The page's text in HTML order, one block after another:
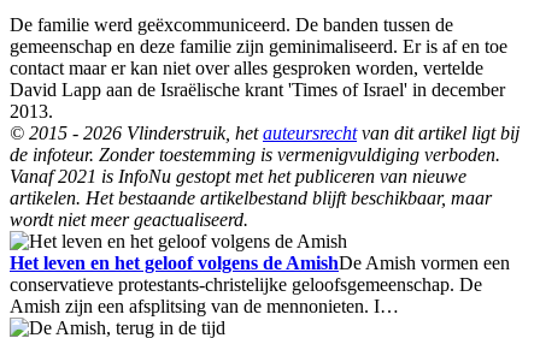
De familie werd geëxcommuniceerd. De banden tussen de
gemeenschap en deze familie zijn geminimaliseerd. Er is af en toe
contact maar er kan niet over alles gesproken worden, vertelde
David Lapp aan de Israëlische krant 'Times of Israel' in december
2013.
© 2015 - 2026 Vlinderstruik, hetauteursrechtvan dit artikel ligt bij
de infoteur. Zonder toestemming is vermenigvuldiging verboden.
Vanaf 2021 is InfoNu gestopt met het publiceren van nieuwe
artikelen. Het bestaande artikelbestand blijft beschikbaar, maar
wordt niet meer geactualiseerd.
Het leven en het geloof volgens de AmishDe Amish vormen een
conservatieve protestants-christelijke geloofsgemeenschap. De
Amish zijn een afsplitsing van de mennonieten. I…